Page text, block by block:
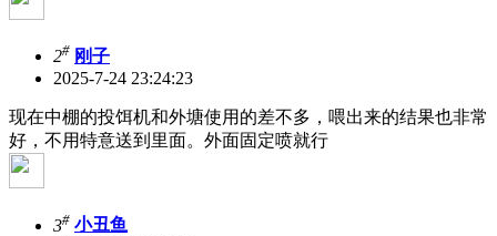
2# 刚子
2025-7-24 23:24:23
现在中棚的投饵机和外塘使用的差不多，喂出来的结果也非常
好，不用特意送到里面。外面固定喷就行
3# 小丑鱼